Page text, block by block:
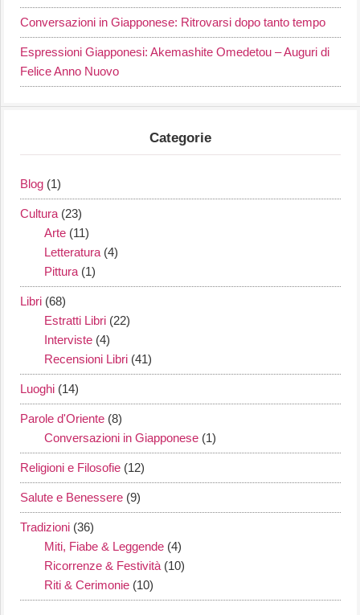
Conversazioni in Giapponese: Ritrovarsi dopo tanto tempo
Espressioni Giapponesi: Akemashite Omedetou – Auguri di
Felice Anno Nuovo
Categorie
Blog (1)
Cultura (23)
Arte (11)
Letteratura (4)
Pittura (1)
Libri (68)
Estratti Libri (22)
Interviste (4)
Recensioni Libri (41)
Luoghi (14)
Parole d'Oriente (8)
Conversazioni in Giapponese (1)
Religioni e Filosofie (12)
Salute e Benessere (9)
Tradizioni (36)
Miti, Fiabe & Leggende (4)
Ricorrenze & Festività (10)
Riti & Cerimonie (10)